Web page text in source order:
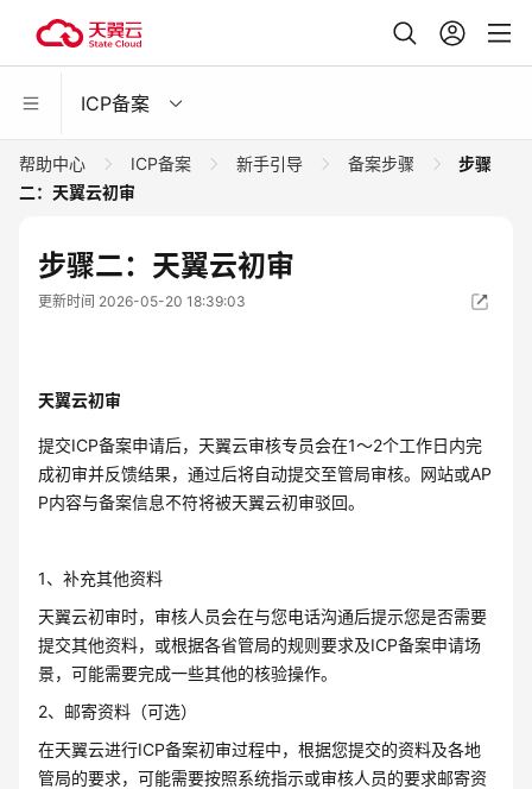
ICP备案
帮助中心 ICP备案 新手引导 备案步骤
步骤
二：天翼云初审
步骤二：天翼云初审
更新时间 2026-05-20 18:39:03
天翼云初审
提交ICP备案申请后，天翼云审核专员会在1～2个工作日内完
成初审并反馈结果，通过后将自动提交至管局审核。网站或AP
P内容与备案信息不符将被天翼云初审驳回。
1、补充其他资料
天翼云初审时，审核人员会在与您电话沟通后提示您是否需要
提交其他资料，或根据各省管局的规则要求及ICP备案申请场
景，可能需要完成一些其他的核验操作。
2、邮寄资料（可选）
在天翼云进行ICP备案初审过程中，根据您提交的资料及各地
管局的要求，可能需要按照系统指示或审核人员的要求邮寄资